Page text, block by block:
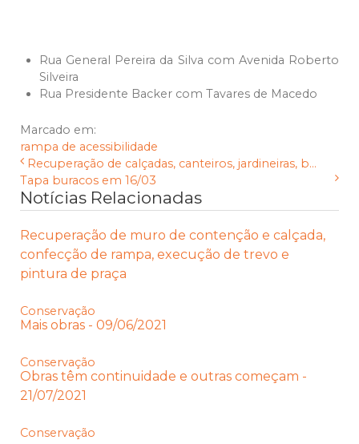
Rua General Pereira da Silva com Avenida Roberto
Silveira
Rua Presidente Backer com Tavares de Macedo
Marcado em:
rampa de acessibilidade
Recuperação de calçadas, canteiros, jardineiras, b...
Tapa buracos em 16/03
Notícias Relacionadas
Recuperação de muro de contenção e calçada,
confecção de rampa, execução de trevo e
pintura de praça
Conservação
Mais obras - 09/06/2021
Conservação
Obras têm continuidade e outras começam -
21/07/2021
Conservação